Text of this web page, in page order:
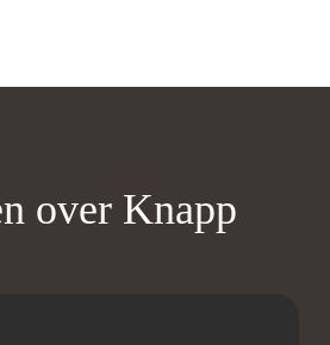
over Knapp